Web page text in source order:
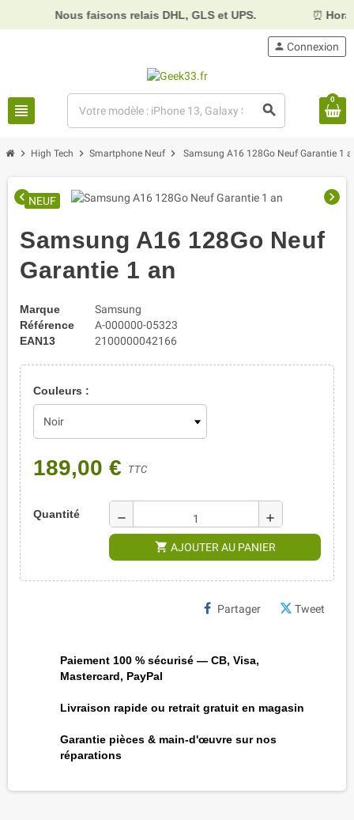
faisons relais DHL, GLS et UPS. ⏰ Horaires :Mardi,
view_headline search
person Connexion
0
chevron_right High Tech chevron_right Smartphone Neuf chevron_right Samsung A16 128Go Neuf Garantie 1
chevron_left chevron_right
NEUF
Samsung A16 128Go Neuf
Garantie 1 an
Marque
Samsung
Référence
A-000000-05323
EAN13
2100000042166
Couleurs :
189,00 € TTC
Quantité remove add
shopping_cart AJOUTER AU PANIER
Partager Tweet
Paiement 100 % sécurisé — CB, Visa,
Mastercard, PayPal
Livraison rapide ou retrait gratuit en magasin
Garantie pièces & main-d'œuvre sur nos
réparations